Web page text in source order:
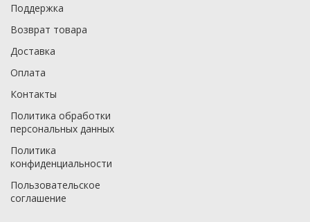
Поддержка
Возврат товара
Доставка
Оплата
Контакты
Политика обработки
персональных данных
Политика
конфиденциальности
Пользовательское
соглашение